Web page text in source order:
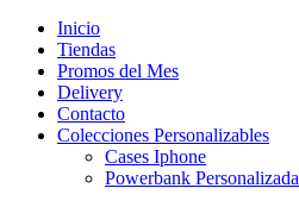
Inicio
Tiendas
Promos del Mes
Delivery
Contacto
Colecciones Personalizables
Cases Iphone
Powerbank Personalizada